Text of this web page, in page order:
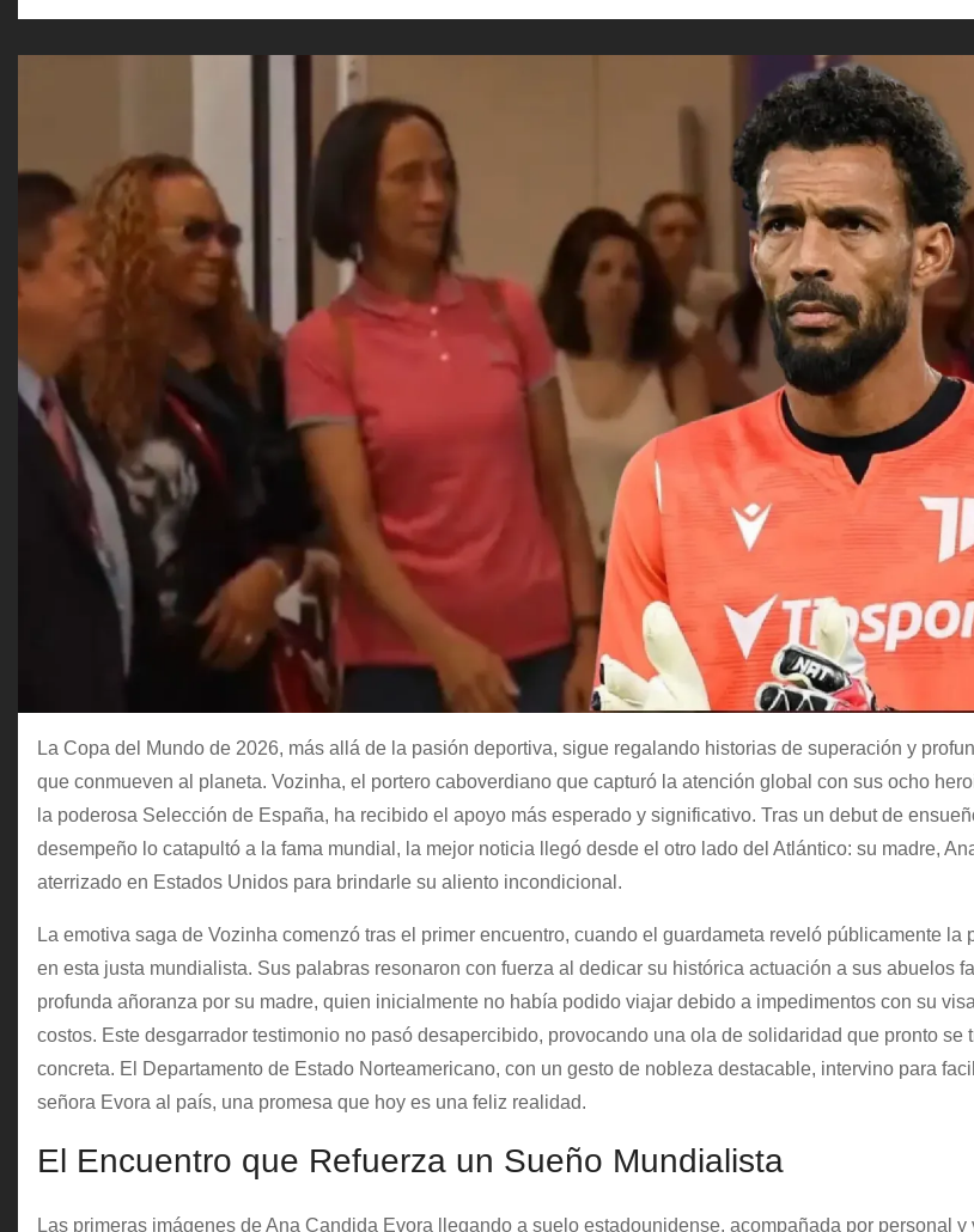
La Copa del Mundo de 2026, más allá de la pasión deportiva, sigue regalando historias de superación y
que conmueven al planeta. Vozinha, el portero caboverdiano que capturó la atención global con sus ocho
la poderosa Selección de España, ha recibido el apoyo más esperado y significativo. Tras un debut de
desempeño lo catapultó a la fama mundial, la mejor noticia llegó desde el otro lado del Atlántico: su madre,
aterrizado en Estados Unidos para brindarle su aliento incondicional.
La emotiva saga de Vozinha comenzó tras el primer encuentro, cuando el guardameta reveló públicamente la
en esta justa mundialista. Sus palabras resonaron con fuerza al dedicar su histórica actuación a sus abuelos
profunda añoranza por su madre, quien inicialmente no había podido viajar debido a impedimentos con su
costos. Este desgarrador testimonio no pasó desapercibido, provocando una ola de solidaridad que pronto se
concreta. El Departamento de Estado Norteamericano, con un gesto de nobleza destacable, intervino para
señora Evora al país, una promesa que hoy es una feliz realidad.
El Encuentro que Refuerza un Sueño Mundialista
Las primeras imágenes de Ana Candida Evora llegando a suelo estadounidense, acompañada por personal y